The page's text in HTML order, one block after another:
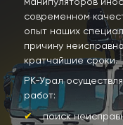
манипуляторов
современном
опыт наших
причину
кратчайшие сроки.
РК-Урал
работ:
поиск